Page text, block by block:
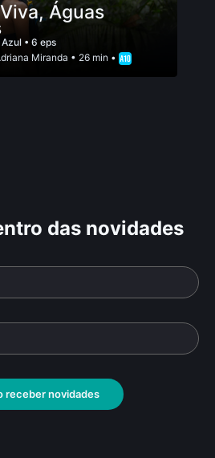
Águas
Azul • 6 eps
Miranda • 26 min •
das novidades
receber novidades